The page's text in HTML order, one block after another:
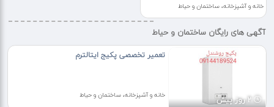
خانه و آشپزخانه، ساختمان و حیاط
آگهی های رایگان ساختمان و حیاط
2 روز پیش
تعمیر تخصصی پکیج ایتالترم
خانه و آشپزخانه، ساختمان و حیاط